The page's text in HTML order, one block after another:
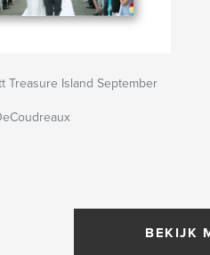
Treasure Island September
BEKIJK